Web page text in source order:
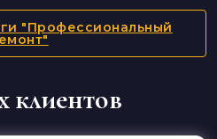
"Профессиональный